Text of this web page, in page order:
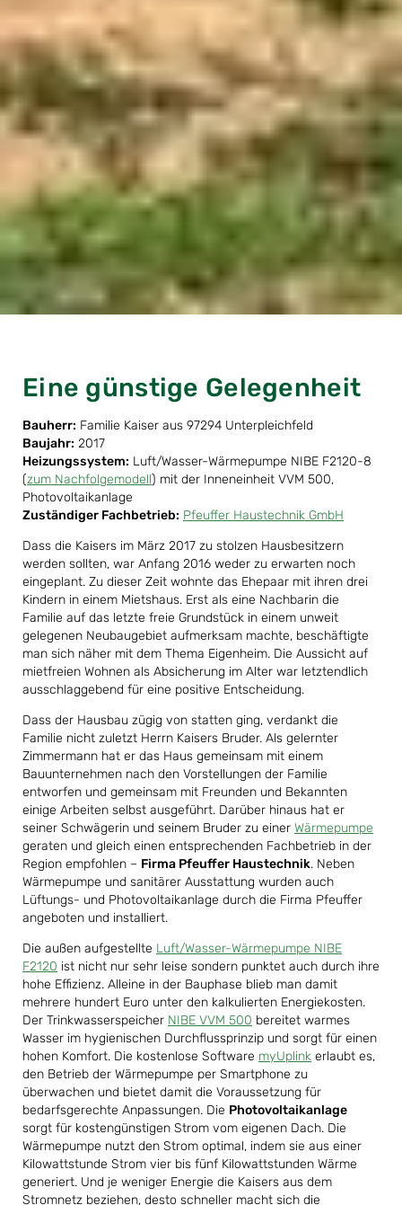
Eine günstige Gelegenheit
Bauherr: Familie Kaiser aus 97294 Unterpleichfeld
Baujahr: 2017
Heizungssystem: Luft/Wasser-Wärmepumpe NIBE F2120-8
(zum Nachfolgemodell) mit der Inneneinheit VVM 500,
Photovoltaikanlage
Zuständiger Fachbetrieb: Pfeuffer Haustechnik GmbH
Dass die Kaisers im März 2017 zu stolzen Hausbesitzern
werden sollten, war Anfang 2016 weder zu erwarten noch
eingeplant. Zu dieser Zeit wohnte das Ehepaar mit ihren drei
Kindern in einem Mietshaus. Erst als eine Nachbarin die
Familie auf das letzte freie Grundstück in einem unweit
gelegenen Neubaugebiet aufmerksam machte, beschäftigte
man sich näher mit dem Thema Eigenheim. Die Aussicht auf
mietfreien Wohnen als Absicherung im Alter war letztendlich
ausschlaggebend für eine positive Entscheidung.
Dass der Hausbau zügig von statten ging, verdankt die
Familie nicht zuletzt Herrn Kaisers Bruder. Als gelernter
Zimmermann hat er das Haus gemeinsam mit einem
Bauunternehmen nach den Vorstellungen der Familie
entworfen und gemeinsam mit Freunden und Bekannten
einige Arbeiten selbst ausgeführt. Darüber hinaus hat er
seiner Schwägerin und seinem Bruder zu einer Wärmepumpe
geraten und gleich einen entsprechenden Fachbetrieb in der
Region empfohlen – Firma Pfeuffer Haustechnik. Neben
Wärmepumpe und sanitärer Ausstattung wurden auch
Lüftungs- und Photovoltaikanlage durch die Firma Pfeuffer
angeboten und installiert.
Die außen aufgestellte Luft/Wasser-Wärmepumpe NIBE
F2120 ist nicht nur sehr leise sondern punktet auch durch ihre
hohe Effizienz. Alleine in der Bauphase blieb man damit
mehrere hundert Euro unter den kalkulierten Energiekosten.
Der Trinkwasserspeicher NIBE VVM 500 bereitet warmes
Wasser im hygienischen Durchflussprinzip und sorgt für einen
hohen Komfort. Die kostenlose Software myUplink erlaubt es,
den Betrieb der Wärmepumpe per Smartphone zu
überwachen und bietet damit die Voraussetzung für
bedarfsgerechte Anpassungen. Die Photovoltaikanlage
sorgt für kostengünstigen Strom vom eigenen Dach. Die
Wärmepumpe nutzt den Strom optimal, indem sie aus einer
Kilowattstunde Strom vier bis fünf Kilowattstunden Wärme
generiert. Und je weniger Energie die Kaisers aus dem
Stromnetz beziehen, desto schneller macht sich die